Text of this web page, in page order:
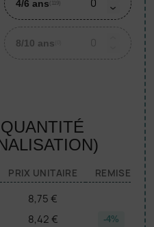
4/6 ans (119)
8/10 ans
PRIX UNITAIRE REMISE
8,75 €
8,42 € -4%